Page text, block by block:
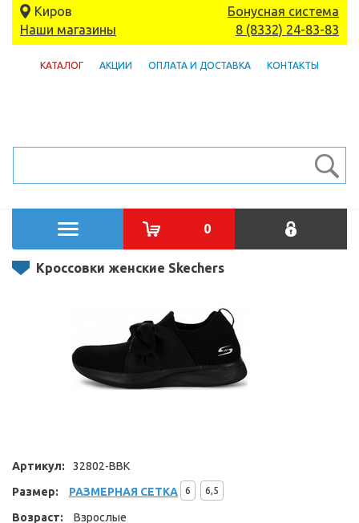
Киров
Наши магазины
Бонусная система
8 (8332) 24-83-83
КАТАЛОГ АКЦИИ ОПЛАТА И ДОСТАВКА КОНТАКТЫ
0
Кроссовки женские Skechers
Артикул:
32802-BBK
Размер:
РАЗМЕРНАЯ СЕТКА 6 6,5
Возраст:
Взрослые